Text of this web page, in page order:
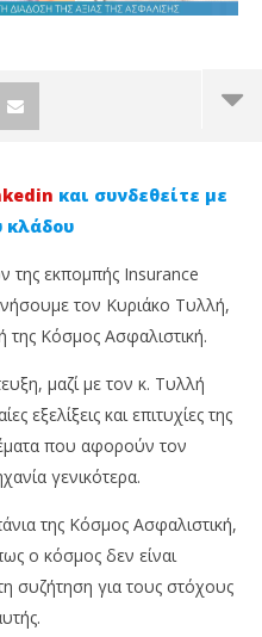
επεισόδιο του
και συνδεθείτε με
κλάδου
της εκπομπής Insurance
τον Κυριάκο Τυλλή,
της Κόσμος Ασφαλιστική.
μαζί με τον κ. Τυλλή
εξελίξεις και επιτυχίες της
που αφορούν τον
γενικότερα.
της Κόσμος Ασφαλιστική,
ο κόσμος δεν είναι
συζήτηση για τους στόχους